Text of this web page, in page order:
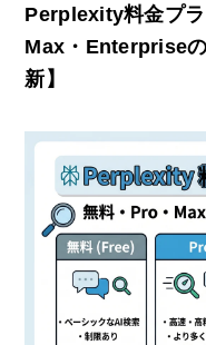
Perplexity料金プ
Max・Enterprise
新】